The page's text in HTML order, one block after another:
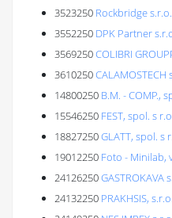
3523250 Rockbridge s.r.o.
3552250 DPK Partner
3569250COLIBRI
3610250CALAMOSTECH
14800250 B.M. - COMP.,
15546250 FEST, spol. s
18827250GLATT, spol. s
19012250 Foto - Minilab,
24126250GASTROKAVA
24132250 PRAKHSIS, s.r.o.